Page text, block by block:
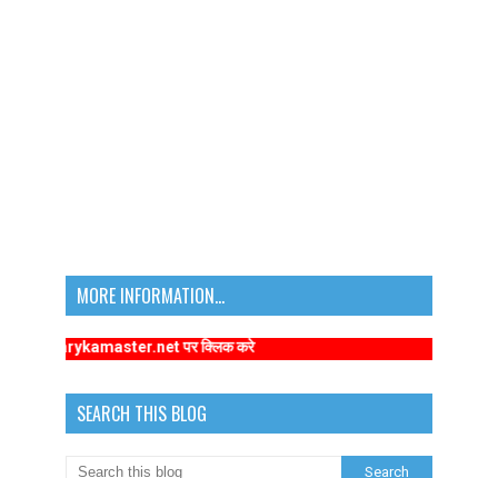
MORE INFORMATION...
पर क्लिक करे
SEARCH THIS BLOG